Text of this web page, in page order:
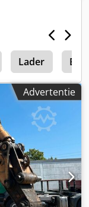
Lader
Advertentie